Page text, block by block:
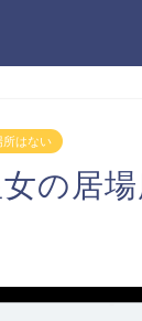
所はない
の居